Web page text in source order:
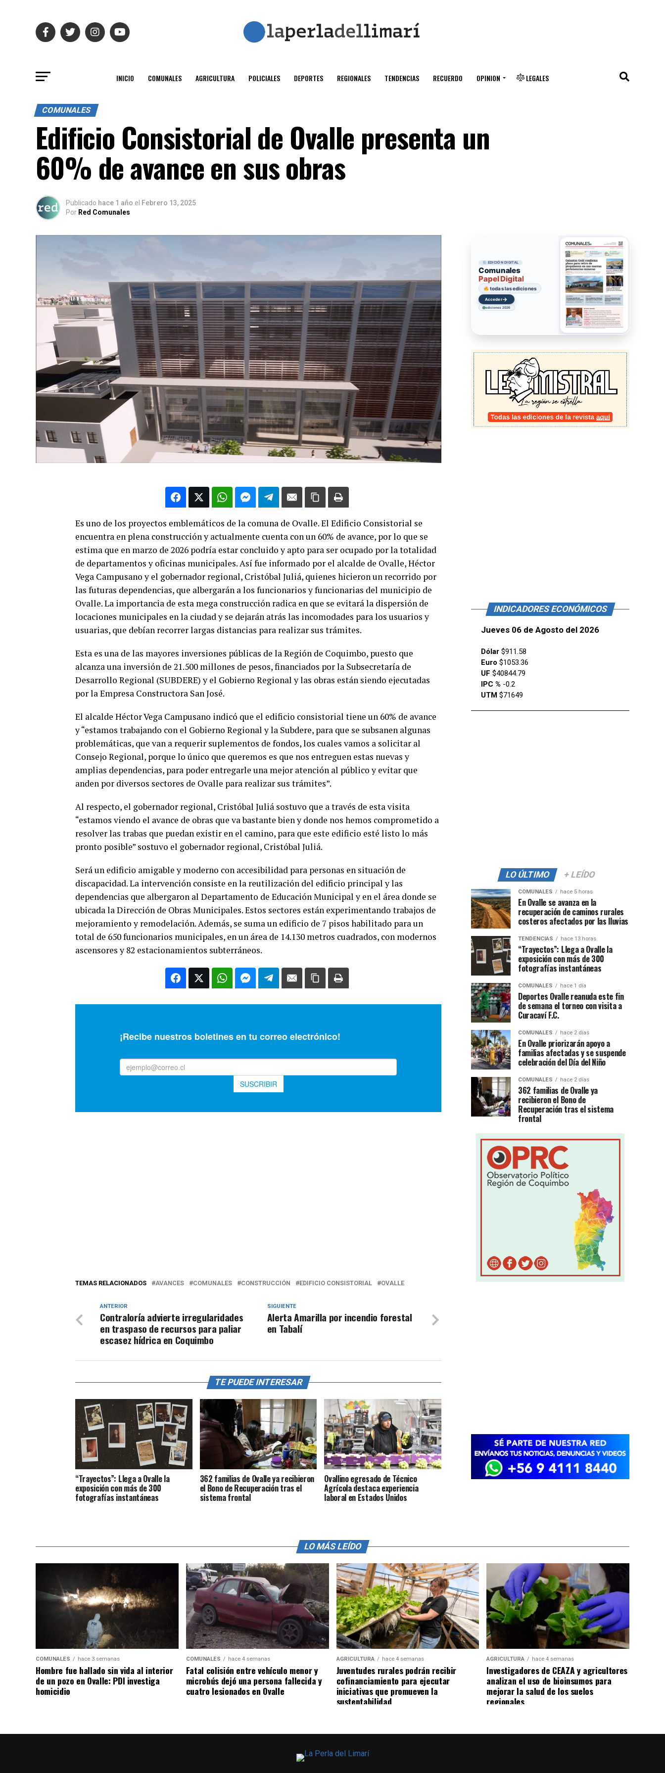
INICIO COMUNALES AGRICULTURA POLICIALES DEPORTES REGIONALES TENDENCIAS RECUERDO OPINION LEGALES
COMUNALES
Edificio Consistorial de Ovalle presenta un
60% de avance en sus obras
Publicado hace 1 año el Febrero 13, 2025
Por Red Comunales
Es uno de los proyectos emblemáticos de la comuna de Ovalle. El Edificio Consistorial se
encuentra en plena construcción y actualmente cuenta con un 60% de avance, por lo que se
estima que en marzo de 2026 podría estar concluido y apto para ser ocupado por la totalidad
de departamentos y oficinas municipales. Así fue informado por el alcalde de Ovalle, Héctor
Vega Campusano y el gobernador regional, Cristóbal Juliá, quienes hicieron un recorrido por
las futuras dependencias, que albergarán a los funcionarios y funcionarias del municipio de
Ovalle. La importancia de esta mega construcción radica en que se evitará la dispersión de
locaciones municipales en la ciudad y se dejarán atrás las incomodades para los usuarios y
usuarias, que debían recorrer largas distancias para realizar sus trámites.
Esta es una de las mayores inversiones públicas de la Región de Coquimbo, puesto que
alcanza una inversión de 21.500 millones de pesos, financiados por la Subsecretaría de
Desarrollo Regional (SUBDERE) y el Gobierno Regional y las obras están siendo ejecutadas
por la Empresa Constructora San José.
El alcalde Héctor Vega Campusano indicó que el edificio consistorial tiene un 60% de avance
y “estamos trabajando con el Gobierno Regional y la Subdere, para que se subsanen algunas
problemáticas, que van a requerir suplementos de fondos, los cuales vamos a solicitar al
Consejo Regional, porque lo único que queremos es que nos entreguen estas nuevas y
amplias dependencias, para poder entregarle una mejor atención al público y evitar que
anden por diversos sectores de Ovalle para realizar sus trámites”.
Al respecto, el gobernador regional, Cristóbal Juliá sostuvo que a través de esta visita
“estamos viendo el avance de obras que va bastante bien y donde nos hemos comprometido a
resolver las trabas que puedan existir en el camino, para que este edificio esté listo lo más
pronto posible” sostuvo el gobernador regional, Cristóbal Juliá.
Será un edificio amigable y moderno con accesibilidad para personas en situación de
discapacidad. La intervención consiste en la reutilización del edificio principal y las
dependencias que albergaron al Departamento de Educación Municipal y en el área donde se
ubicada la Dirección de Obras Municipales. Estos sectores están experimentando trabajos de
mejoramiento y remodelación. Además, se suma un edificio de 7 pisos habilitado para un
total de 650 funcionarios municipales, en un área de 14.130 metros cuadrados, con modernos
ascensores y 82 estacionamientos subterráneos.
TEMAS RELACIONADOS AVANCES COMUNALES CONSTRUCCIÓN EDIFICIO CONSISTORIAL OVALLE
SIGUIENTE
Alerta Amarilla por incendio forestal
en Tabalí
ANTERIOR
Contraloría advierte irregularidades
en traspaso de recursos para paliar
escasez hídrica en Coquimbo
TE PUEDE INTERESAR
“Trayectos”: Llega a Ovalle la
exposición con más de 300
fotografías instantáneas
362 familias de Ovalle ya recibieron
el Bono de Recuperación tras el
sistema frontal
Ovallino egresado de Técnico
Agrícola destaca experiencia
laboral en Estados Unidos
EDICIÓN DIGITAL
Comunales
Papel Digital
todas las ediciones
Acceder→
ediciones 2026
INDICADORES ECONÓMICOS
Jueves 06 de Agosto del 2026
Dólar $911.58
Euro $1053.36
UF $40844.79
IPC % -0.2
UTM $71649
LO ÚLTIMO + LEÍDO
COMUNALES hace 5 horas
En Ovalle se avanza en la
recuperación de caminos rurales
costeros afectados por las lluvias
TENDENCIAS hace 13 horas
“Trayectos”: Llega a Ovalle la
exposición con más de 300
fotografías instantáneas
COMUNALES hace 1 día
Deportes Ovalle reanuda este fin
de semana el torneo con visita a
Curacaví F.C.
COMUNALES hace 2 días
En Ovalle priorizarán apoyo a
familias afectadas y se suspende
celebración del Día del Niño
COMUNALES hace 2 días
362 familias de Ovalle ya
recibieron el Bono de
Recuperación tras el sistema
frontal
LO MÁS LEÍDO
COMUNALES hace 3 semanas
Hombre fue hallado sin vida al interior
de un pozo en Ovalle: PDI investiga
homicidio
COMUNALES hace 4 semanas
Fatal colisión entre vehículo menor y
microbús dejó una persona fallecida y
cuatro lesionados en Ovalle
AGRICULTURA hace 4 semanas
Juventudes rurales podrán recibir
cofinanciamiento para ejecutar
iniciativas que promueven la
sustentabilidad
AGRICULTURA hace 4 semanas
Investigadores de CEAZA y agricultores
analizan el uso de bioinsumos para
mejorar la salud de los suelos
regionales